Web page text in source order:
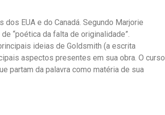
EUA e do Canadá. Segundo Marjorie
“poética da falta de originalidade”.
ideias de Goldsmith (a escrita
aspectos presentes em sua obra. O curso
partam da palavra como matéria de sua